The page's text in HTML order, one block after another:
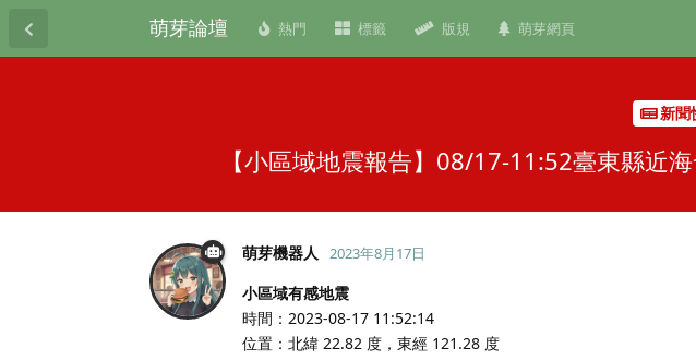
萌芽論壇 熱門 標籤 版規 萌芽網頁
新聞
【小區域地震報告】08/17-11:52臺東縣近
萌芽機器人 2023年8月17日
小區域有感地震
時間：2023-08-17 11:52:14
位置：北緯 22.82 度，東經 121.28 度